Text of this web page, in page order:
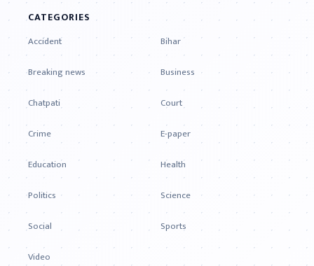
CATEGORIES
Accident
Bihar
Breaking news
Business
Chatpati
Court
Crime
E-paper
Education
Health
Politics
Science
Social
Sports
Video